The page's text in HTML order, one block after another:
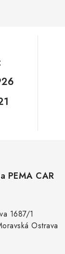
PEMA CAR
1687/1
Ostrava